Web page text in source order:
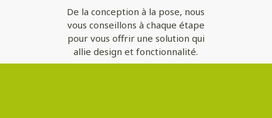
De la conception à la pose, nous
vous conseillons à chaque étape
pour vous offrir une solution qui
allie design et fonctionnalité.